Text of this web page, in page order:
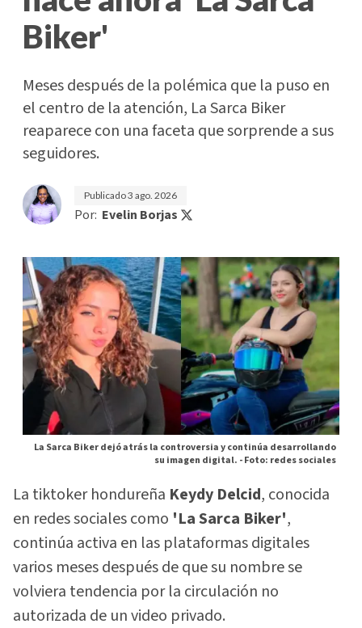
Biker'
Meses después de la polémica que la puso en
el centro de la atención, La Sarca Biker
reaparece con una faceta que sorprende a sus
seguidores.
Publicado3 ago. 2026
Por: Evelin Borjas
La Sarca Biker dejó atrás la controversia y continúa desarrollando
su imagen digital. -Foto: redes sociales
La tiktoker hondureña Keydy Delcid, conocida
en redes sociales como 'La Sarca Biker',
continúa activa en las plataformas digitales
varios meses después de que su nombre se
volviera tendencia por la circulación no
autorizada de un video privado.